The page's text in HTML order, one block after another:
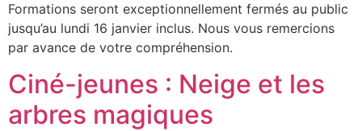
Formations seront exceptionnellement fermés au public
jusqu’au lundi 16 janvier inclus. Nous vous remercions
par avance de votre compréhension.
Ciné-jeunes : Neige et les
arbres magiques